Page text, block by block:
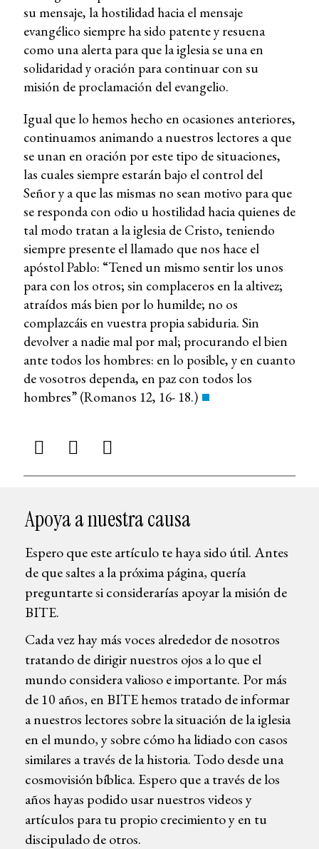
su mensaje, la hostilidad hacia el mensaje
evangélico siempre ha sido patente y resuena
como una alerta para que la iglesia se una en
solidaridad y oración para continuar con su
misión de proclamación del evangelio.
Igual que lo hemos hecho en ocasiones anteriores,
continuamos animando a nuestros lectores a que
se unan en oración por este tipo de situaciones,
las cuales siempre estarán bajo el control del
Señor y a que las mismas no sean motivo para que
se responda con odio u hostilidad hacia quienes de
tal modo tratan a la iglesia de Cristo, teniendo
siempre presente el llamado que nos hace el
apóstol Pablo: “Tened un mismo sentir los unos
para con los otros; sin complaceros en la altivez;
atraídos más bien por lo humilde; no os
complazcáis en vuestra propia sabiduria. Sin
devolver a nadie mal por mal; procurando el bien
ante todos los hombres: en lo posible, y en cuanto
de vosotros dependa, en paz con todos los
hombres” (Romanos 12, 16- 18.)
Apoya a nuestra causa
Espero que este artículo te haya sido útil. Antes
de que saltes a la próxima página, quería
preguntarte si considerarías apoyar la misión de
BITE.
Cada vez hay más voces alrededor de nosotros
tratando de dirigir nuestros ojos a lo que el
mundo considera valioso e importante. Por más
de 10 años, en BITE hemos tratado de informar
a nuestros lectores sobre la situación de la iglesia
en el mundo, y sobre cómo ha lidiado con casos
similares a través de la historia. Todo desde una
cosmovisión bíblica. Espero que a través de los
años hayas podido usar nuestros videos y
artículos para tu propio crecimiento y en tu
discipulado de otros.